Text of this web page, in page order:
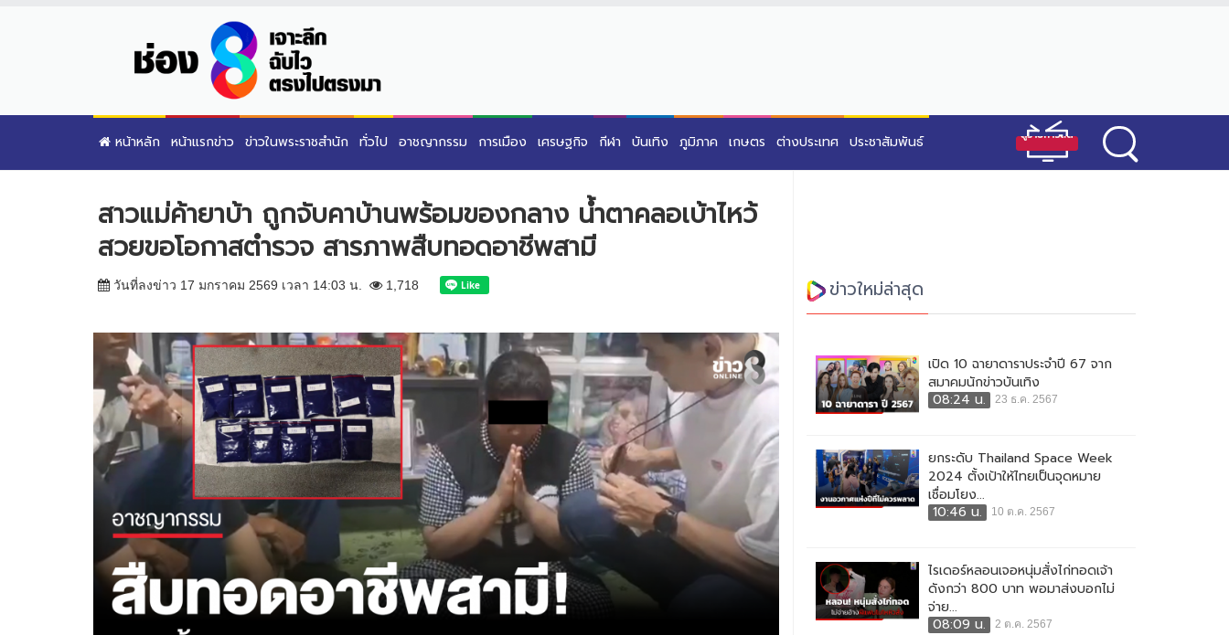
หน้าหลัก หน้าแรกข่าว ข่าวในพระราชสำนัก ทั่วไป อาชญากรรม การเมือง เศรษฐกิจ กีฬา บันเทิง ภูมิภาค เกษตร ต่างประเทศ ประชาสัมพันธ์
สาวแม่ค้ายาบ้า ถูกจับคาบ้านพร้อมของกลาง น้ำตาคลอเบ้าไหว้
สวยขอโอกาสตำรวจ สารภาพสืบทอดอาชีพสามี
วันที่ลงข่าว 17 มกราคม 2569 เวลา 14:03 น. 1,718 ข่าวใหม่ล่าสุด
เปิด 10 ฉายาดาราประจำปี 67 จาก
สมาคมนักข่าวบันเทิง
08:24 น.
23 ธ.ค. 2567
ยกระดับ Thailand Space Week
2024 ตั้งเป้าให้ไทยเป็นจุดหมาย
เชื่อมโยง...
10:46 น.
10 ต.ค. 2567
ไรเดอร์หลอนเจอหนุ่มสั่งไก่ทอดเจ้า
ดังกว่า 800 บาท พอมาส่งบอกไม่
จ่าย...
08:09 น.
2 ต.ค. 2567